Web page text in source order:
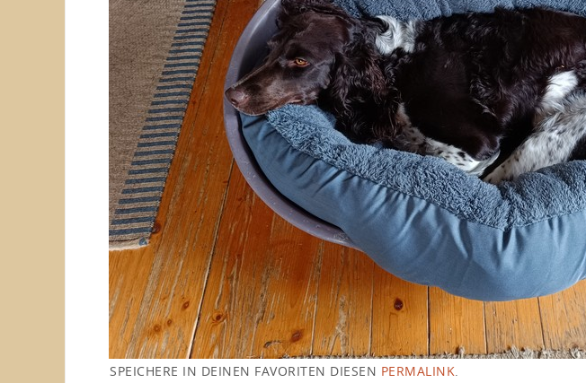
SPEICHERE IN DEINEN FAVORITEN DIESEN PERMALINK.